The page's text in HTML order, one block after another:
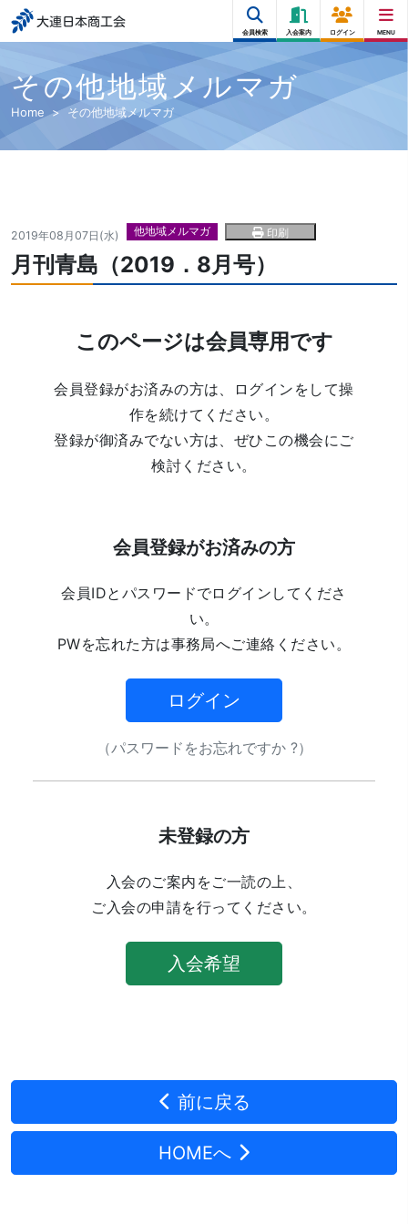
大連日本商工会
会員検索 入会案内 ログイン MENU
その他地域メルマガ
Home その他地域メルマガ
2019年08月07日(水) 他地域メルマガ 印刷
月刊青島（2019．8月号）
このページは会員専用です
会員登録がお済みの方は、ログインをして操
作を続けてください。
登録が御済みでない方は、ぜひこの機会にご
検討ください。
会員登録がお済みの方
会員IDとパスワードでログインしてくださ
い。
PWを忘れた方は事務局へご連絡ください。
ログイン
（パスワードをお忘れですか ?）
未登録の方
入会のご案内をご一読の上、
ご入会の申請を行ってください。
入会希望
前に戻る
HOMEへ